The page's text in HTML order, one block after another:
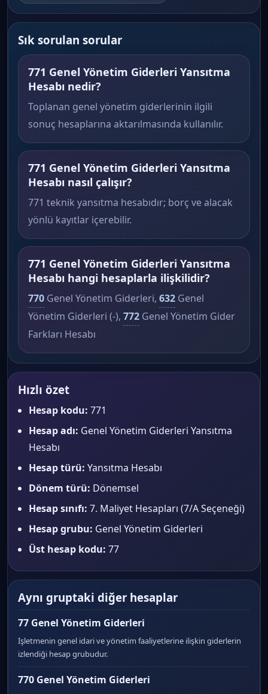
Sık sorulan sorular
771 Genel Yönetim Giderleri Yansıtma
Hesabı nedir?
Toplanan genel yönetim giderlerinin ilgili
sonuç hesaplarına aktarılmasında kullanılır.
771 Genel Yönetim Giderleri Yansıtma
Hesabı nasıl çalışır?
771 teknik yansıtma hesabıdır; borç ve alacak
yönlü kayıtlar içerebilir.
771 Genel Yönetim Giderleri Yansıtma
Hesabı hangi hesaplarla ilişkilidir?
770 Genel Yönetim Giderleri, 632 Genel
Yönetim Giderleri (-), 772 Genel Yönetim Gider
Farkları Hesabı
Hızlı özet
Hesap kodu: 771
Hesap adı: Genel Yönetim Giderleri Yansıtma
Hesabı
Hesap türü: Yansıtma Hesabı
Dönem türü: Dönemsel
Hesap sınıfı: 7. Maliyet Hesapları (7/A Seçeneği)
Hesap grubu: Genel Yönetim Giderleri
Üst hesap kodu: 77
Aynı gruptaki diğer hesaplar
77 Genel Yönetim Giderleri
İşletmenin genel idari ve yönetim faaliyetlerine ilişkin giderlerin
izlendiği hesap grubudur.
770 Genel Yönetim Giderleri